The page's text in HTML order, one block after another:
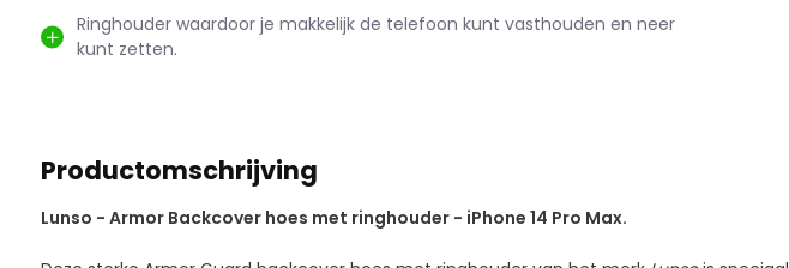
Ringhouder waardoor je makkelijk de telefoon kunt vasthouden en neer
kunt zetten.
Productomschrijving
Lunso - Armor Backcover hoes met ringhouder - iPhone 14 Pro Max.